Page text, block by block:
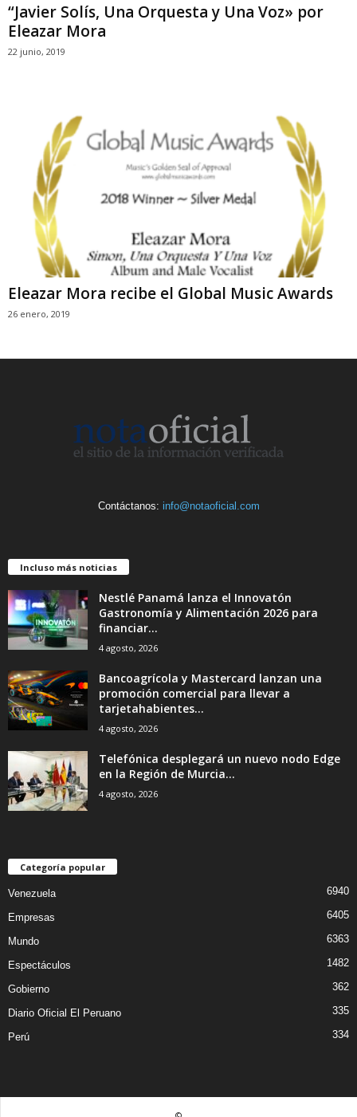
“Javier Solís, Una Orquesta y Una Voz» por
Eleazar Mora
22 junio, 2019
Eleazar Mora recibe el Global Music Awards
26 enero, 2019
Contáctanos: info@notaoficial.com
Incluso más noticias
Nestlé Panamá lanza el Innovatón
Gastronomía y Alimentación 2026 para
financiar...
4 agosto, 2026
Bancoagrícola y Mastercard lanzan una
promoción comercial para llevar a
tarjetahabientes...
4 agosto, 2026
Telefónica desplegará un nuevo nodo Edge
en la Región de Murcia...
4 agosto, 2026
Categoría popular
Venezuela 6940
Empresas 6405
Mundo 6363
Espectáculos 1482
Gobierno 362
Diario Oficial El Peruano 335
Perú 334